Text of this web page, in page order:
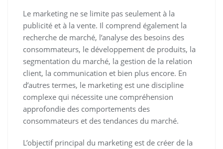
Le marketing ne se limite pas seulement à la
publicité et à la vente. Il comprend également la
recherche de marché, l’analyse des besoins des
consommateurs, le développement de produits, la
segmentation du marché, la gestion de la relation
client, la communication et bien plus encore. En
d’autres termes, le marketing est une discipline
complexe qui nécessite une compréhension
approfondie des comportements des
consommateurs et des tendances du marché.
L’objectif principal du marketing est de créer de la